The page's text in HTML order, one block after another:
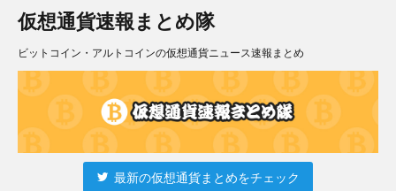
仮想通貨速報まとめ隊
ビットコイン・アルトコインの仮想通貨ニュース速報まとめ
最新の仮想通貨まとめをチェック